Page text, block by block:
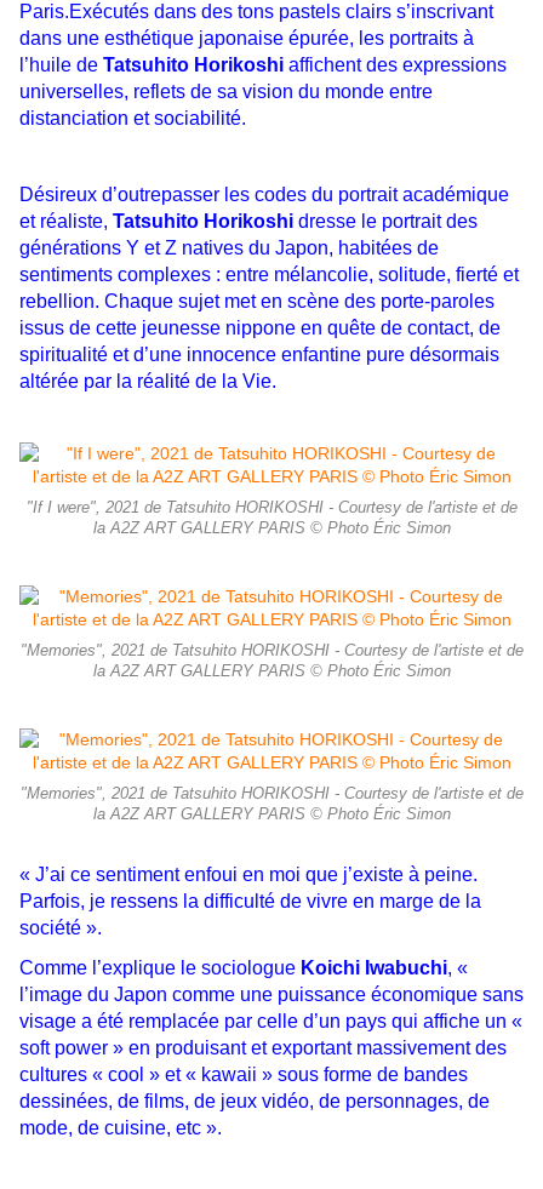
Paris.Exécutés dans des tons pastels clairs s’inscrivant
dans une esthétique japonaise épurée, les portraits à
l’huile de Tatsuhito Horikoshi affichent des expressions
universelles, reflets de sa vision du monde entre
distanciation et sociabilité.
Désireux d’outrepasser les codes du portrait académique
et réaliste, Tatsuhito Horikoshi dresse le portrait des
générations Y et Z natives du Japon, habitées de
sentiments complexes : entre mélancolie, solitude, fierté et
rebellion. Chaque sujet met en scène des porte-paroles
issus de cette jeunesse nippone en quête de contact, de
spiritualité et d’une innocence enfantine pure désormais
altérée par la réalité de la Vie.
"If I were", 2021 de Tatsuhito HORIKOSHI - Courtesy de l'artiste et de
la A2Z ART GALLERY PARIS © Photo Éric Simon
"Memories", 2021 de Tatsuhito HORIKOSHI - Courtesy de l'artiste et de
la A2Z ART GALLERY PARIS © Photo Éric Simon
"Memories", 2021 de Tatsuhito HORIKOSHI - Courtesy de l'artiste et de
la A2Z ART GALLERY PARIS © Photo Éric Simon
« J’ai ce sentiment enfoui en moi que j’existe à peine.
Parfois, je ressens la difficulté de vivre en marge de la
société ».
Comme l’explique le sociologue Koichi Iwabuchi, «
l’image du Japon comme une puissance économique sans
visage a été remplacée par celle d’un pays qui affiche un «
soft power » en produisant et exportant massivement des
cultures « cool » et « kawaii » sous forme de bandes
dessinées, de films, de jeux vidéo, de personnages, de
mode, de cuisine, etc ».